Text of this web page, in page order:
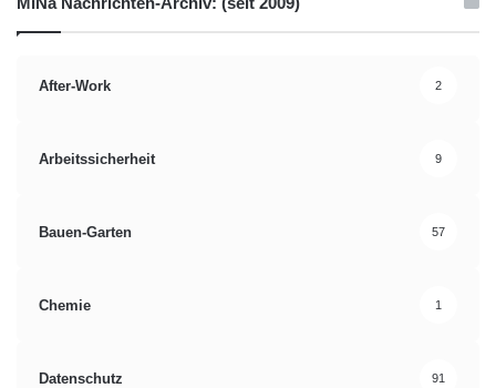
After-Work 2
Arbeitssicherheit 9
Bauen-Garten 57
Chemie 1
Datenschutz 91